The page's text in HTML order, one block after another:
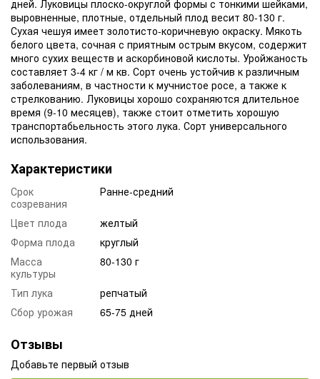
дней. Луковицы плоско-округлой формы с тонкими шейками,
выровненные, плотные, отдельный плод весит 80-130 г.
Сухая чешуя имеет золотисто-коричневую окраску. Мякоть
белого цвета, сочная с приятным острым вкусом, содержит
много сухих веществ и аскорбиновой кислоты. Уройжаность
составляет 3-4 кг / м кв. Сорт очень устойчив к различным
заболеваниям, в частности к мучнистое росе, а также к
стрелкованию. Луковицы хорошо сохраняются длительное
время (9-10 месяцев), также стоит отметить хорошую
транспортабьельность этого лука. Сорт универсального
использования.
Характеристики
Срок
созревания
Ранне-средний
Цвет плода
желтый
Форма плода
круглый
Масса
культуры
80-130 г
Тип лука
репчатый
Сбор урожая
65-75 дней
Отзывы
Добавьте первый отзыв